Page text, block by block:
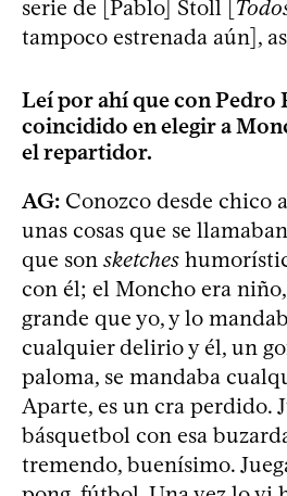
serie de [Pablo] Stoll [
tampoco estrenada aún],
Leí por ahí que con Pedro
coincidido en elegir a
el repartidor.
AG: Conozco desde chico
unas cosas que se
que son sketches
con él; el Moncho era
grande que yo, y lo
cualquier delirio y él, un
paloma, se mandaba
Aparte, es un cra perdido.
básquetbol con esa
tremendo, buenísimo.